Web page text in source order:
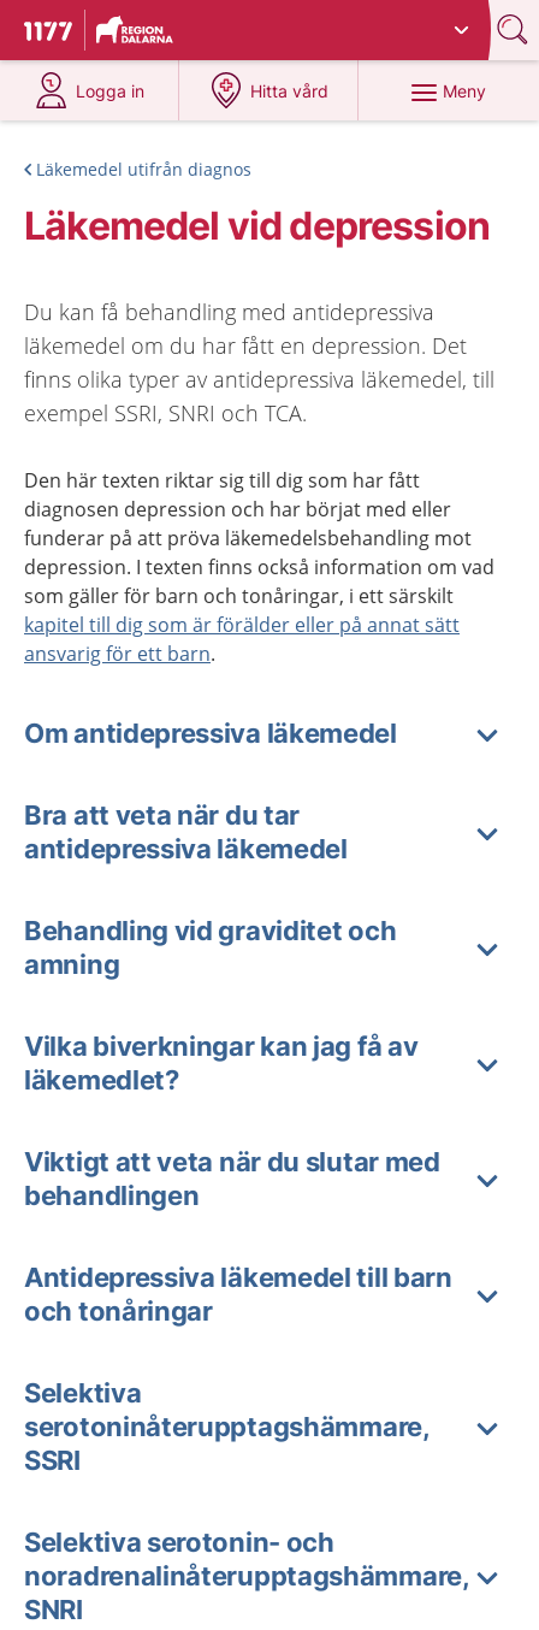
Till startsidan för 1177
Du har valt region
Logga in
på 1177.se
Hitta vård
på 1177.se
Meny
Läkemedel utifrån diagnos
Läkemedel vid depression
Du kan få behandling med antidepressiva
läkemedel om du har fått en depression. Det
finns olika typer av antidepressiva läkemedel, till
exempel SSRI, SNRI och TCA.
Den här texten riktar sig till dig som har fått
diagnosen depression och har börjat med eller
funderar på att pröva läkemedelsbehandling mot
depression. I texten finns också information om vad
som gäller för barn och tonåringar, i ett särskilt
kapitel till dig som är förälder eller på annat sätt
ansvarig för ett barn.
Om antidepressiva läkemedel
Bra att veta när du tar
antidepressiva läkemedel
Behandling vid graviditet och
amning
Vilka biverkningar kan jag få av
läkemedlet?
Viktigt att veta när du slutar med
behandlingen
Antidepressiva läkemedel till barn
och tonåringar
Selektiva
serotoninåterupptagshämmare,
SSRI
Selektiva serotonin- och
noradrenalinåterupptagshämmare,
SNRI